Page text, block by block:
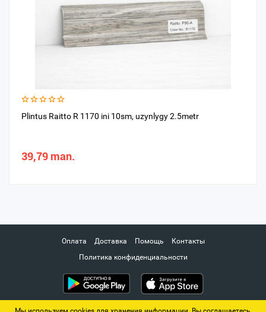
Plintus Raitto R 1170 ini 10sm, uzynlygy 2.5metr
39,79 man.
Оплата Доставка Помощь
Контакты
Политика конфиденциальности